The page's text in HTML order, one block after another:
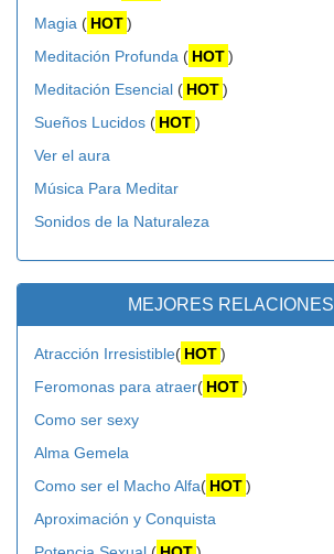
Magia ( HOT )
Meditación Profunda ( HOT )
Meditación Esencial ( HOT )
Sueños Lucidos ( HOT )
Ver el aura
Música Para Meditar
Sonidos de la Naturaleza
MEJORES RELACIONES
Atracción Irresistible( HOT )
Feromonas para atraer( HOT )
Como ser sexy
Alma Gemela
Como ser el Macho Alfa( HOT )
Aproximación y Conquista